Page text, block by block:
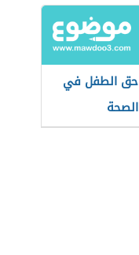
حق الطفل في
الصحة